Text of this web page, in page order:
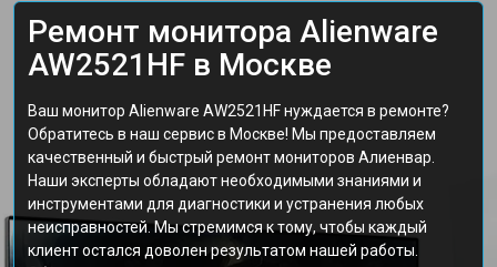
Ремонт монитора Alienware
AW2521HF в Москве
Ваш монитор Alienware AW2521HF нуждается в ремонте?
Обратитесь в наш сервис в Москве! Мы предоставляем
качественный и быстрый ремонт мониторов Алиенвар.
Наши эксперты обладают необходимыми знаниями и
инструментами для диагностики и устранения любых
неисправностей. Мы стремимся к тому, чтобы каждый
клиент остался доволен результатом нашей работы.